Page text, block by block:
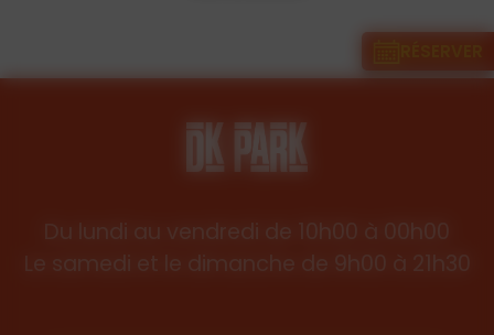
Du lundi au vendredi de 10h00 à 00h00
Le samedi et le dimanche de 9h00 à 21h30